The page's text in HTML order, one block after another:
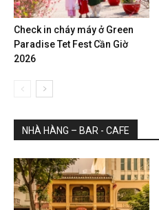
Check in cháy máy ở Green
Paradise Tet Fest Cần Giờ
2026
NHÀ HÀNG – BAR - CAFE